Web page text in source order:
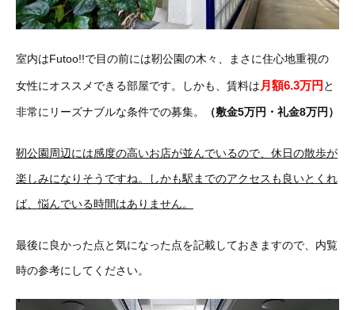
室内はFutoo!!で目の前には靭公園の木々、まさに住心地重視の
女性にオススメできる部屋です。しかも、賃料は 月額6.3万円 と
非常にリーズナブルな条件での募集。 （敷金5万円・礼金8万円）
靭公園周辺には感度の高いお店が並んでいるので、休日の散歩が
楽しみになりそうですね。しかも駅までのアクセスも良いとくれ
ば、悩んでいる時間はありません。
最後に良かった点と気になった点を記載しておきますので、内覧
時の参考にしてください。